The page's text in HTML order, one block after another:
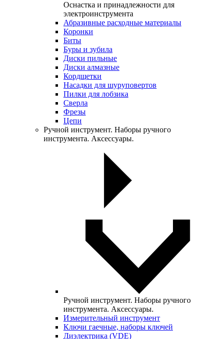
Оснастка и принадлежности для
электроинструмента
Абразивные расходные материалы
Коронки
Биты
Буры и зубила
Диски пильные
Диски алмазные
Кордщетки
Насадки для шуруповертов
Пилки для лобзика
Сверла
Фрезы
Цепи
Ручной инструмент. Наборы ручного
инструмента. Аксессуары.
Ручной инструмент. Наборы ручного
инструмента. Аксессуары.
Измерительный инструмент
Ключи гаечные, наборы ключей
Диэлектрика (VDE)